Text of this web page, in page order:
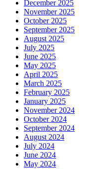
December 2025
November 2025
October 2025
September 2025
August 2025
July 2025
June 2025
May 2025
April 2025
March 2025
February 2025
January 2025
November 2024
October 2024
September 2024
August 2024
July 2024
June 2024
May 2024